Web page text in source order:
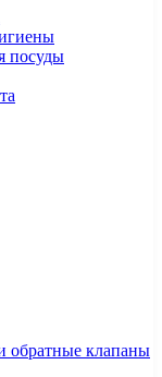
посуды
обратные клапаны